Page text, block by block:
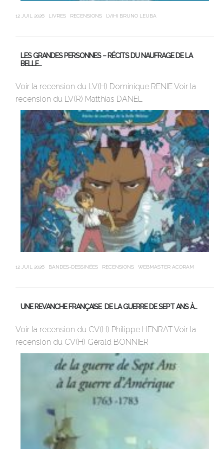
12 JUIL 2026 LIVRES RECENSIONS LV(H) BRUNO LEUBA
LES GRANDES PERSONNES – RÉCITS DU NAUFRAGE DE LA
BELLE…
Voir la recension du LV(H) Dominique RENIE Voir la
recension du LV(R) Matthias DANEL
12 JUIL 2026 BANDES-DESSINÉES RECENSIONS WEBMASTER ACORAM
UNE REVANCHE FRANÇAISE DE LA GUERRE DE SEPT ANS À…
Voir la recension du CV(H) Philippe HENRAT Voir la
recension du CV(H) Gérald BONNIER